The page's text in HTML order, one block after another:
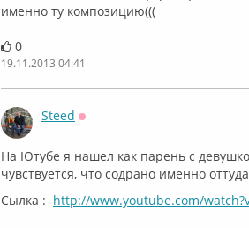
именно ту композицию(((
0
19.11.2013 04:41
Steed
На Ютубе я нашел как парень с
чувствуется, что содрано именно
Сылка : http://www.youtube.com/